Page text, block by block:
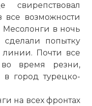
все возможности
в ночь
попытку
Почти все
время резни,
город турецко-
на всех фронтах
subs)